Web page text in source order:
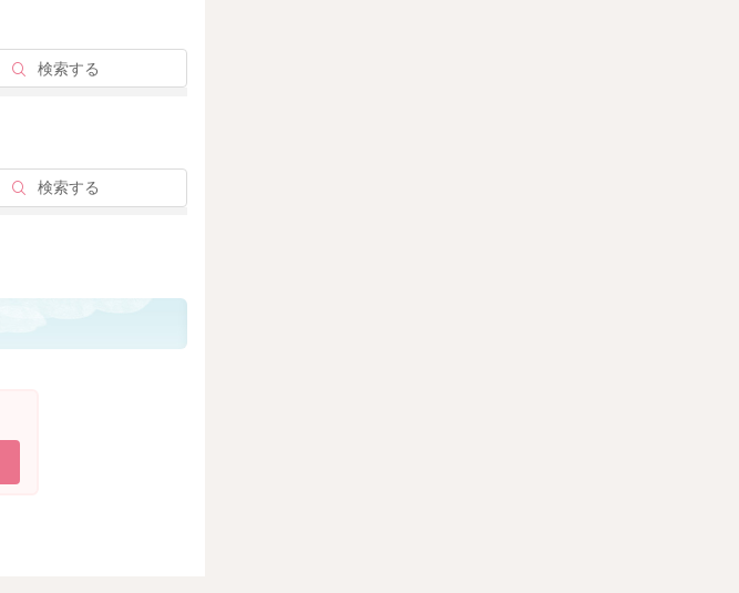
検索する
検索する